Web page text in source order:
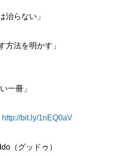
治らない」
方法を明かす」
一冊」
http://bit.ly/1nEQ0aV
（グッドゥ）